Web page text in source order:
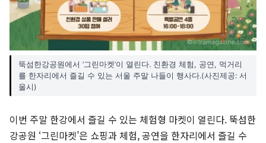
뚝섬한강공원에서 ‘그린마켓’이 열린다. 친환경 체험, 공연, 먹거리
를 한자리에서 즐길 수 있는 서울 주말 나들이 행사다.(사진제공: 서
울시)
이번 주말 한강에서 즐길 수 있는 체험형 마켓이 열린다. 뚝섬한
강공원 ‘그린마켓’은 쇼핑과 체험, 공연을 한자리에서 즐길 수